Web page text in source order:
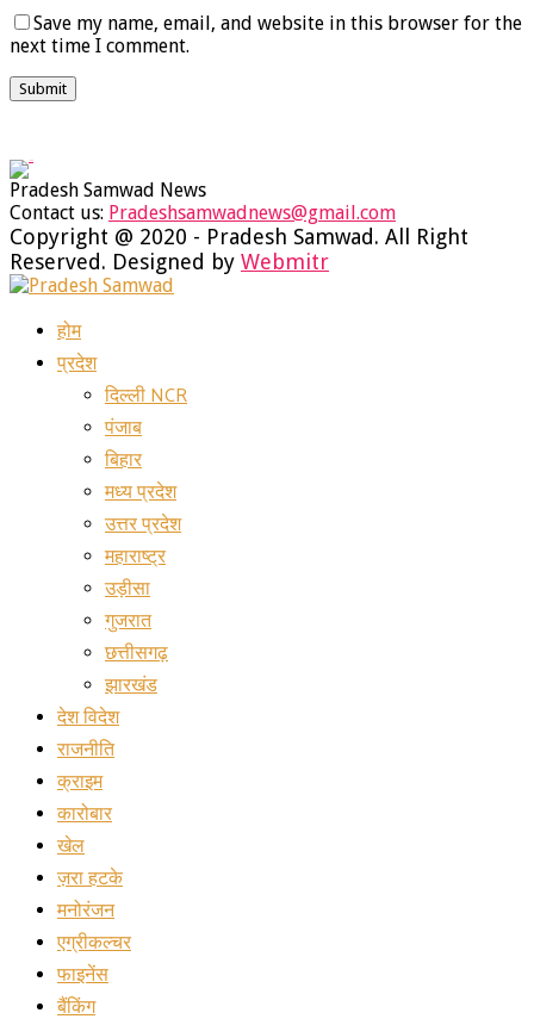
Save my name, email, and website in this browser for the
next time I comment.
Pradesh Samwad News
Contact us: Pradeshsamwadnews@gmail.com
Facebook
Twitter
Instagram
Youtube
Whatsapp
Copyright @ 2020 - Pradesh Samwad. All Right
Reserved. Designed by Webmitr
होम
प्रदेश
दिल्ली NCR
पंजाब
बिहार
मध्य प्रदेश
उत्तर प्रदेश
महाराष्ट्र
उड़ीसा
गुजरात
छत्तीसगढ़
झारखंड
देश विदेश
राजनीति
क्राइम
कारोबार
खेल
ज़रा हटके
मनोरंजन
एग्रीकल्चर
फाइनेंस
बैंकिंग